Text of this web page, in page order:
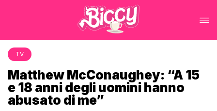
TV
Matthew McConaughey: “A 15
e 18 anni degli uomini hanno
abusato di me”